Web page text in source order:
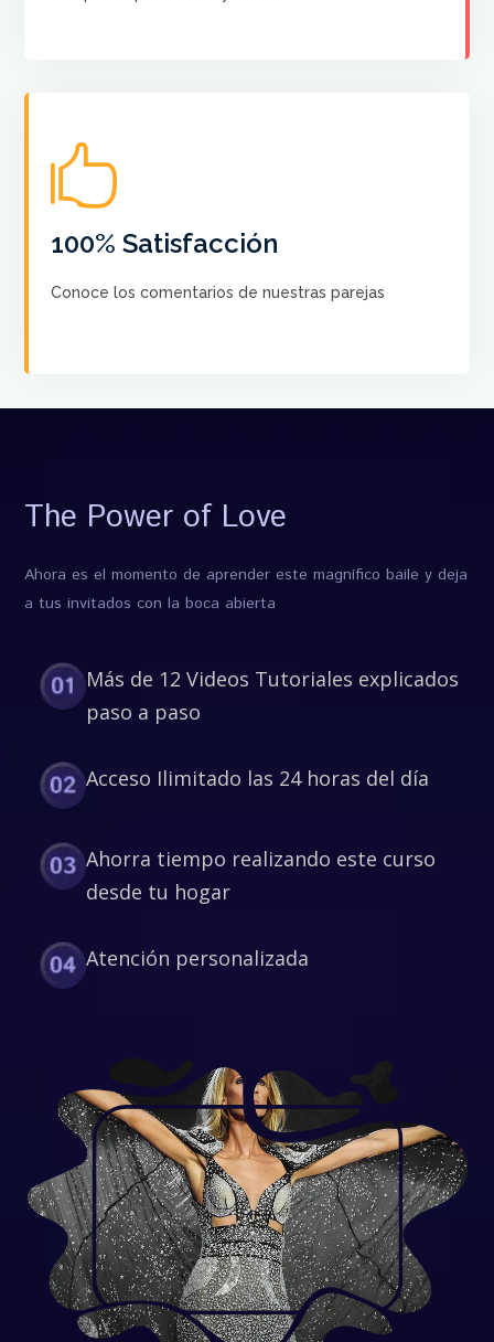

100% Satisfacción
Conoce los comentarios de nuestras parejas
No hay más satisfacción que saber que nuestros
cursos ayudan a crear el Baile de sus sueños a cada
VER COMENTARIOS
The Power of Love
Ahora es el momento de aprender este magnífico baile y deja
a tus invitados con la boca abierta
Más de 12 Videos Tutoriales explicados
paso a paso
Acceso Ilimitado las 24 horas del día
Ahorra tiempo realizando este curso
desde tu hogar
Atención personalizada